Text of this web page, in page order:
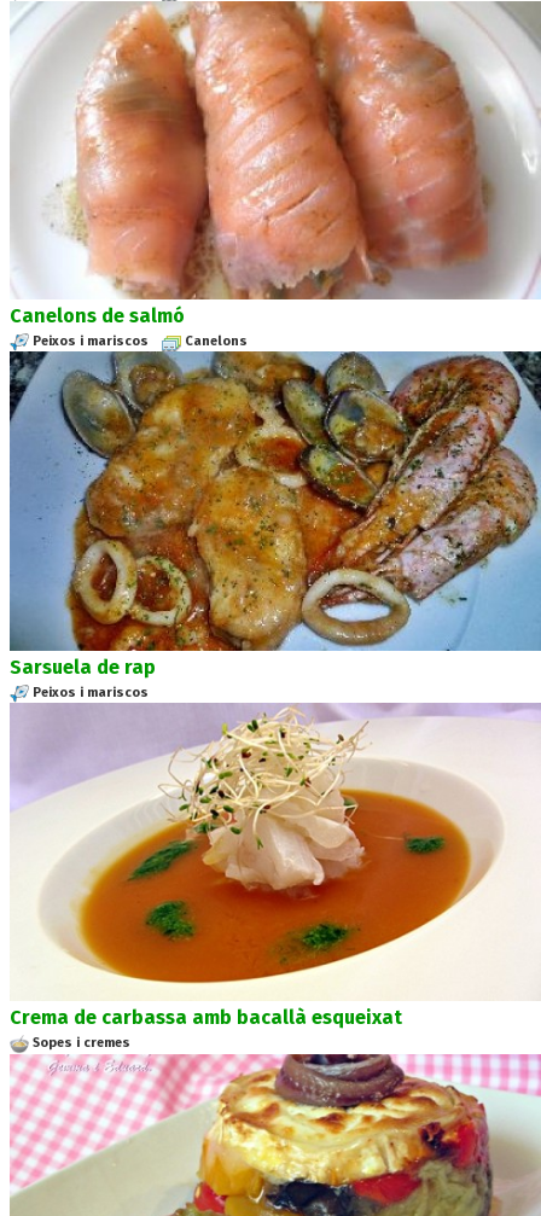
Canelons de salmó
Peixos i mariscos Canelons
Sarsuela de rap
Peixos i mariscos
Crema de carbassa amb bacallà esqueixat
Sopes i cremes